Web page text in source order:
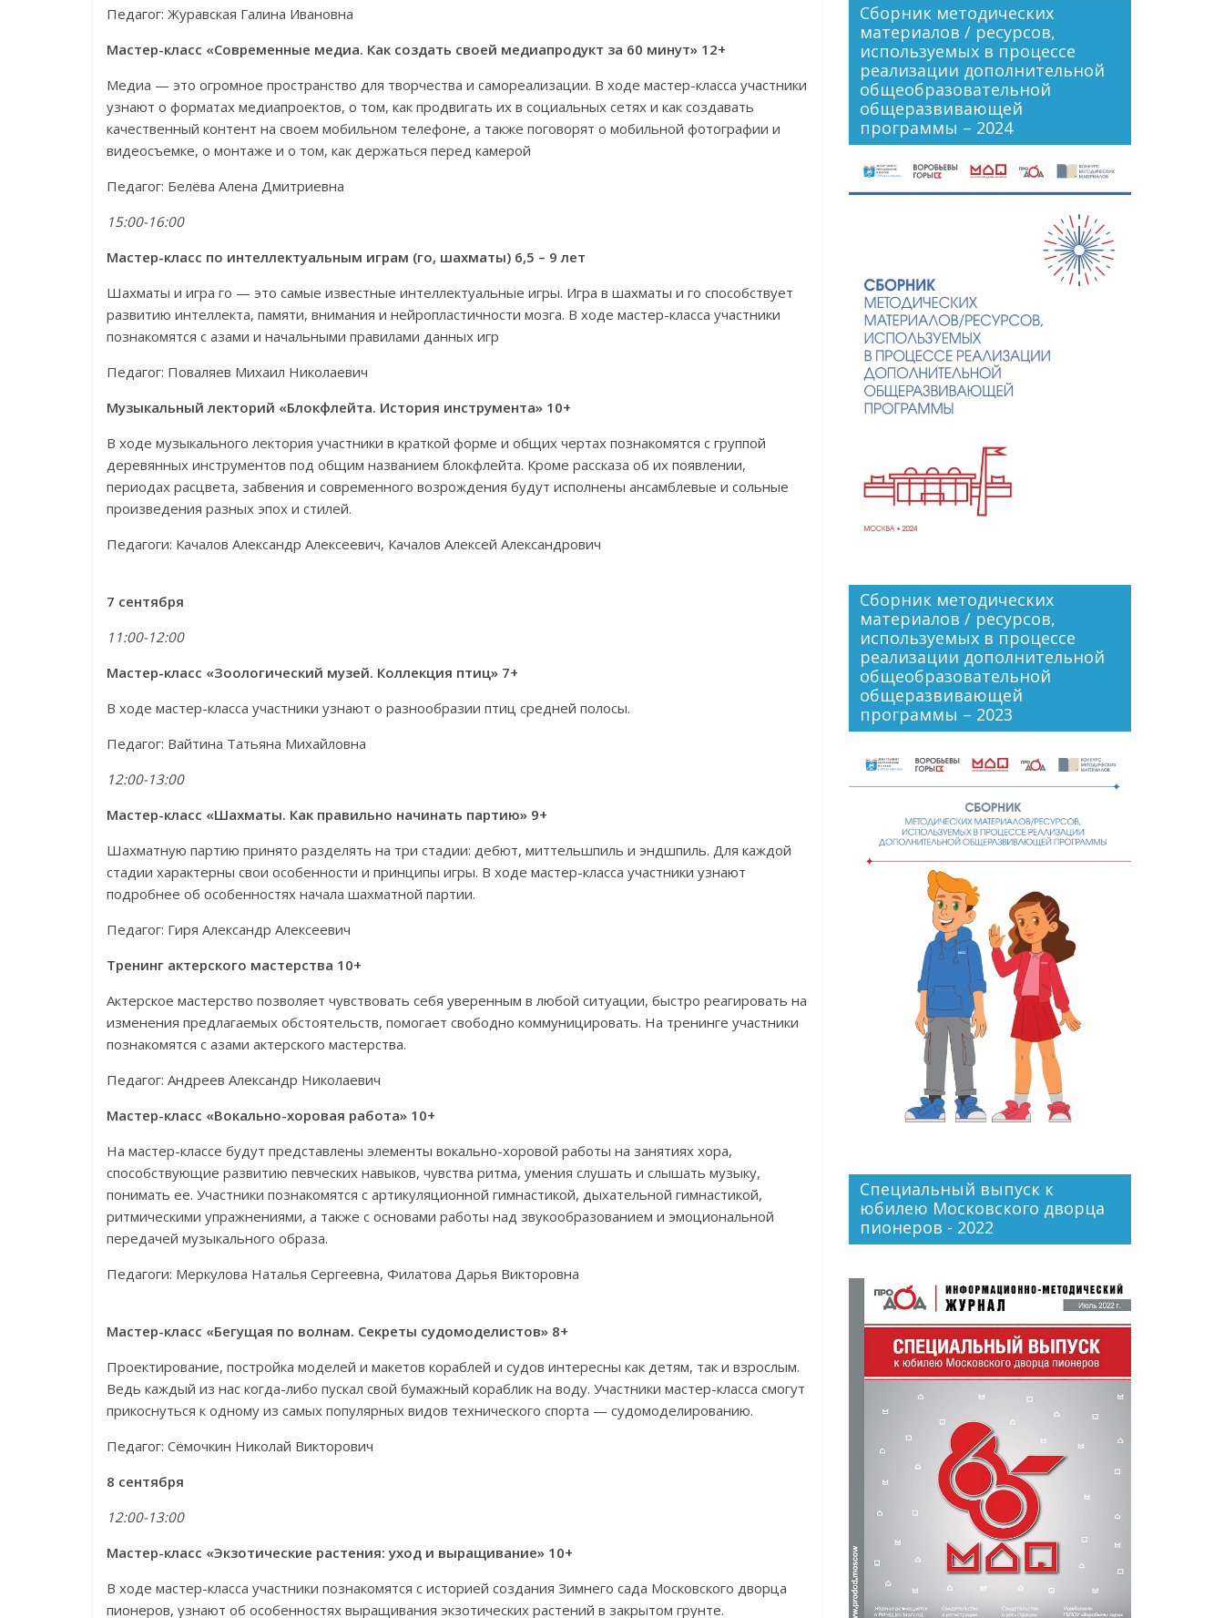
Педагог: Журавская Галина Ивановна
Мастер-класс «Современные медиа. Как создать своей медиапродукт за 60 минут» 12+
Медиа — это огромное пространство для творчества и самореализации. В ходе мастер-класса участники
узнают о форматах медиапроектов, о том, как продвигать их в социальных сетях и как создавать
качественный контент на своем мобильном телефоне, а также поговорят о мобильной фотографии и
видеосъемке, о монтаже и о том, как держаться перед камерой
Педагог: Белёва Алена Дмитриевна
15:00-16:00
Мастер-класс по интеллектуальным играм (го, шахматы) 6,5 – 9 лет
Шахматы и игра го — это самые известные интеллектуальные игры. Игра в шахматы и го способствует
развитию интеллекта, памяти, внимания и нейропластичности мозга. В ходе мастер-класса участники
познакомятся с азами и начальными правилами данных игр
Педагог: Поваляев Михаил Николаевич
Музыкальный лекторий «Блокфлейта. История инструмента» 10+
В ходе музыкального лектория участники в краткой форме и общих чертах познакомятся с группой
деревянных инструментов под общим названием блокфлейта. Кроме рассказа об их появлении,
периодах расцвета, забвения и современного возрождения будут исполнены ансамблевые и сольные
произведения разных эпох и стилей.
Педагоги: Качалов Александр Алексеевич, Качалов Алексей Александрович
7 сентября
11:00-12:00
Мастер-класс «Зоологический музей. Коллекция птиц» 7+
В ходе мастер-класса участники узнают о разнообразии птиц средней полосы.
Педагог: Вайтина Татьяна Михайловна
12:00-13:00
Мастер-класс «Шахматы. Как правильно начинать партию» 9+
Шахматную партию принято разделять на три стадии: дебют, миттельшпиль и эндшпиль. Для каждой
стадии характерны свои особенности и принципы игры. В ходе мастер-класса участники узнают
подробнее об особенностях начала шахматной партии.
Педагог: Гиря Александр Алексеевич
Тренинг актерского мастерства 10+
Актерское мастерство позволяет чувствовать себя уверенным в любой ситуации, быстро реагировать на
изменения предлагаемых обстоятельств, помогает свободно коммуницировать. На тренинге участники
познакомятся с азами актерского мастерства.
Педагог: Андреев Александр Николаевич
Мастер-класс «Вокально-хоровая работа» 10+
На мастер-классе будут представлены элементы вокально-хоровой работы на занятиях хора,
способствующие развитию певческих навыков, чувства ритма, умения слушать и слышать музыку,
понимать ее. Участники познакомятся с артикуляционной гимнастикой, дыхательной гимнастикой,
ритмическими упражнениями, а также с основами работы над звукообразованием и эмоциональной
передачей музыкального образа.
Педагоги: Меркулова Наталья Сергеевна, Филатова Дарья Викторовна
Мастер-класс «Бегущая по волнам. Секреты судомоделистов» 8+
Проектирование, постройка моделей и макетов кораблей и судов интересны как детям, так и взрослым.
Ведь каждый из нас когда-либо пускал свой бумажный кораблик на воду. Участники мастер-класса смогут
прикоснуться к одному из самых популярных видов технического спорта — судомоделированию.
Педагог: Сёмочкин Николай Викторович
8 сентября
12:00-13:00
Мастер-класс «Экзотические растения: уход и выращивание» 10+
В ходе мастер-класса участники познакомятся с историей создания Зимнего сада Московского дворца
пионеров, узнают об особенностях выращивания экзотических растений в закрытом грунте.
Сборник методических
материалов / ресурсов,
используемых в процессе
реализации дополнительной
общеобразовательной
общеразвивающей
программы – 2024
Сборник методических
материалов / ресурсов,
используемых в процессе
реализации дополнительной
общеобразовательной
общеразвивающей
программы – 2023
Специальный выпуск к
юбилею Московского дворца
пионеров - 2022